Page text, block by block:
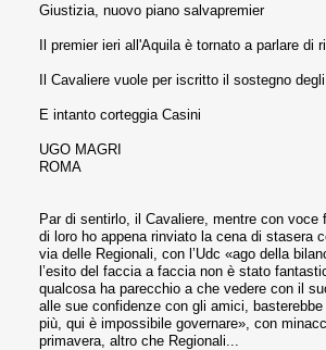
Giustizia, nuovo piano salvapremier
Il premier ieri all'Aquila è tornato a parlare di
Il Cavaliere vuole per iscritto il sostegno
E intanto corteggia Casini
UGO MAGRI
ROMA
Par di sentirlo, il Cavaliere, mentre con
di loro ho appena rinviato la cena di stasera
via delle Regionali, con l’Udc «ago della
l’esito del faccia a faccia non è stato
qualcosa ha parecchio a che vedere con il
alle sue confidenze con gli amici,
più, qui è impossibile governare», con
primavera, altro che Regionali...